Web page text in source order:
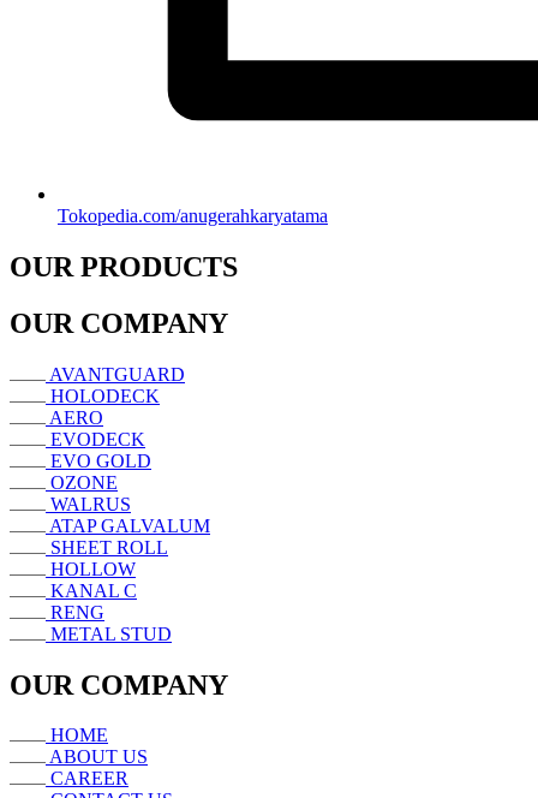
Tokopedia.com/anugerahkaryatama
OUR PRODUCTS
OUR COMPANY
AVANTGUARD
HOLODECK
AERO
EVODECK
EVO GOLD
OZONE
WALRUS
ATAP GALVALUM
SHEET ROLL
HOLLOW
KANAL C
RENG
METAL STUD
OUR COMPANY
HOME
ABOUT US
CAREER